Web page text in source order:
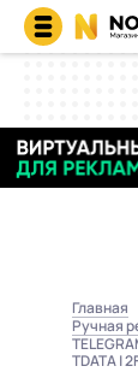
Главная
Ручная
TDATA |